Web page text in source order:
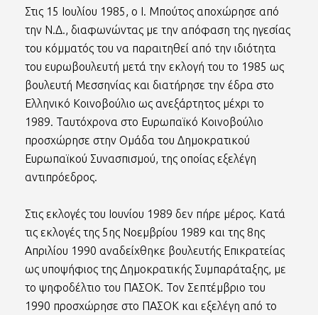
Στις 15 Ιουλίου 1985, ο Ι. Μπούτος αποχώρησε από
την Ν.Δ., διαφωνώντας με την απόφαση της ηγεσίας
του κόμματός του να παραιτηθεί από την ιδιότητα
του ευρωβουλευτή μετά την εκλογή του το 1985 ως
βουλευτή Μεσσηνίας και διατήρησε την έδρα στο
Ελληνικό Κοινοβούλιο ως ανεξάρτητος μέχρι το
1989. Ταυτόχρονα στο Ευρωπαϊκό Κοινοβούλιο
προσχώρησε στην Ομάδα του Δημοκρατικού
Ευρωπαϊκού Συνασπισμού, της οποίας εξελέγη
αντιπρόεδρος.
Στις εκλογές του Ιουνίου 1989 δεν πήρε μέρος. Κατά
τις εκλογές της 5ης Νοεμβρίου 1989 και της 8ης
Απριλίου 1990 αναδείχθηκε βουλευτής Επικρατείας
ως υποψήφιος της Δημοκρατικής Συμπαράταξης, με
το ψηφοδέλτιο του ΠΑΣΟΚ. Τον Σεπτέμβριο του
1990 προσχώρησε στο ΠΑΣΟΚ και εξελέγη από το